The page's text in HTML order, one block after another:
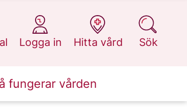
Logga in
på 1177.se
Hitta vård
på 1177.se
Sök
på 1177.se
fungerar vården